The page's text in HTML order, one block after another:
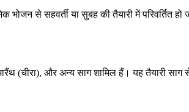
से सहवर्ती या सुबह की तैयारी में परिवर्तित हो
(चीरा), और अन्य साग शामिल हैं। यह तैयारी